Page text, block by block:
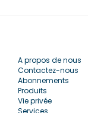
A propos de nous
Contactez-nous
Abonnements
Produits
Vie privée
Services